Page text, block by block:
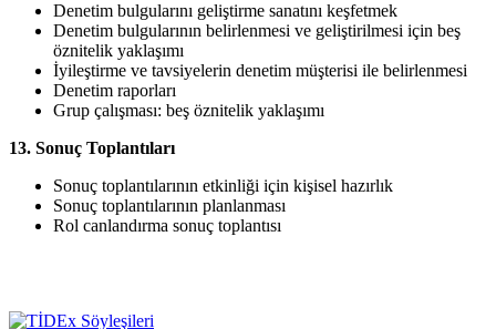
Denetim bulgularını geliştirme sanatını keşfetmek
Denetim bulgularının belirlenmesi ve geliştirilmesi için beş
öznitelik yaklaşımı
İyileştirme ve tavsiyelerin denetim müşterisi ile belirlenmesi
Denetim raporları
Grup çalışması: beş öznitelik yaklaşımı
13. Sonuç Toplantıları
Sonuç toplantılarının etkinliği için kişisel hazırlık
Sonuç toplantılarının planlanması
Rol canlandırma sonuç toplantısı